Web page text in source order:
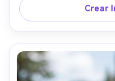
Crear